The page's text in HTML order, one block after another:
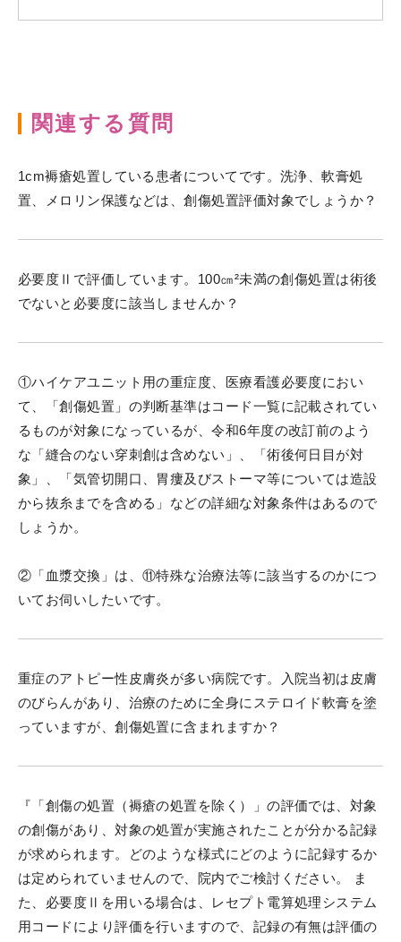
関連する質問
1cm褥瘡処置している患者についてです。洗浄、軟膏処
置、メロリン保護などは、創傷処置評価対象でしょうか？
必要度Ⅱで評価しています。100㎝²未満の創傷処置は術後
でないと必要度に該当しませんか？
①ハイケアユニット用の重症度、医療看護必要度におい
て、「創傷処置」の判断基準はコード一覧に記載されてい
るものが対象になっているが、令和6年度の改訂前のよう
な「縫合のない穿刺創は含めない」、「術後何日目が対
象」、「気管切開口、胃瘻及びストーマ等については造設
から抜糸までを含める」などの詳細な対象条件はあるので
しょうか。
②「血漿交換」は、⑪特殊な治療法等に該当するのかにつ
いてお伺いしたいです。
重症のアトピー性皮膚炎が多い病院です。入院当初は皮膚
のびらんがあり、治療のために全身にステロイド軟膏を塗
っていますが、創傷処置に含まれますか？
『「創傷の処置（褥瘡の処置を除く）」の評価では、対象
の創傷があり、対象の処置が実施されたことが分かる記録
が求められます。どのような様式にどのように記録するか
は定められていませんので、院内でご検討ください。 ま
た、必要度Ⅱを用いる場合は、レセプト電算処理システム
用コードにより評価を行いますので、記録の有無は評価の